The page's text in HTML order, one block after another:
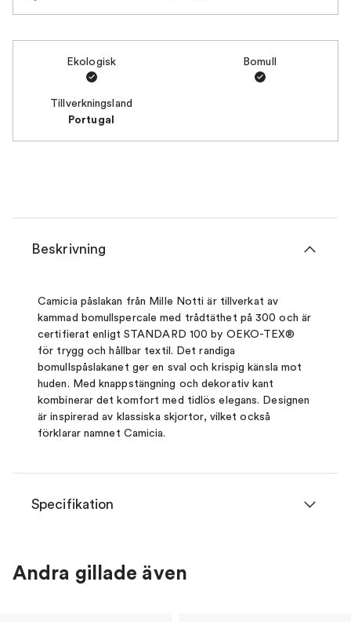
Ekologisk Bomull
Tillverkningsland
Portugal
Beskrivning
Camicia påslakan från Mille Notti är tillverkat av
kammad bomullspercale med trådtäthet på 300 och är
certifierat enligt STANDARD 100 by OEKO-TEX®
för trygg och hållbar textil. Det randiga
bomullspåslakanet ger en sval och krispig känsla mot
huden. Med knappstängning och dekorativ kant
kombinerar det komfort med tidlös elegans. Designen
är inspirerad av klassiska skjortor, vilket också
förklarar namnet Camicia.
Specifikation
Andra gillade även